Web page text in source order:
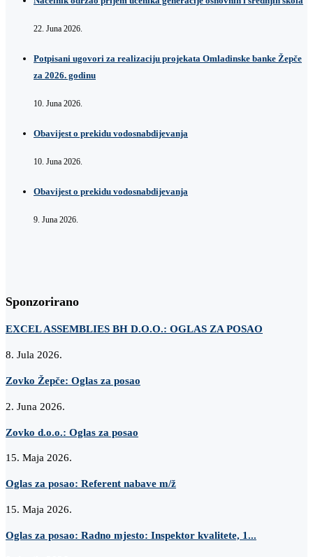
22. Juna 2026.
Potpisani ugovori za realizaciju projekata Omladinske banke Žepče
za 2026. godinu
10. Juna 2026.
Obavijest o prekidu vodosnabdijevanja
10. Juna 2026.
Obavijest o prekidu vodosnabdijevanja
9. Juna 2026.
Sponzorirano
EXCEL ASSEMBLIES BH D.O.O.: OGLAS ZA POSAO
8. Jula 2026.
Zovko Žepče: Oglas za posao
2. Juna 2026.
Zovko d.o.o.: Oglas za posao
15. Maja 2026.
Oglas za posao: Referent nabave m/ž
15. Maja 2026.
Oglas za posao: Radno mjesto: Inspektor kvalitete, 1...